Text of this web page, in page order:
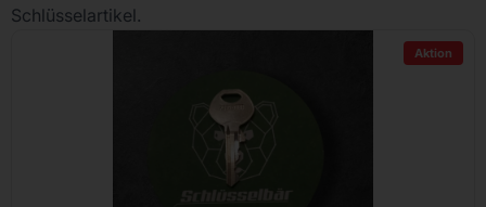
Schlüsselartikel.
Aktion